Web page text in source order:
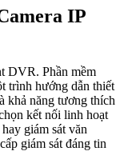
IP
DVR. Phần mềm
trình hướng dẫn thiết
khả năng tương thích
kết nối linh hoạt
giám sát văn
giám sát đáng tin